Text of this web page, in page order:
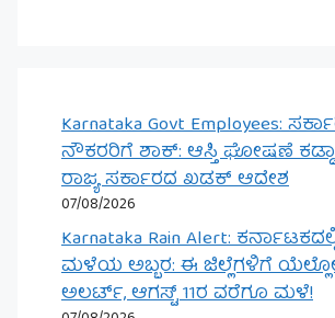
Karnataka Govt Employees:
ನೌಕರರಿಗೆ ಶಾಕ್: ಆಸ್ತಿ ಘೋಷಣೆ
ರಾಜ್ಯ ಸರ್ಕಾರದ ಖಡಕ್ ಆದೇಶ
07/08/2026
Karnataka Rain Alert:
ಮಳೆಯ ಅಬ್ಬರ: ಈ ಜಿಲ್ಲೆಗಳಿಗೆ
ಅಲರ್ಟ್, ಆಗಸ್ಟ್ 11ರ ವರೆಗೂ ಮಳೆ!